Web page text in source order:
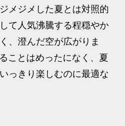
メジメした夏とは対照的
て人気沸騰する程穏やか
、澄んだ空が広がりま
ことはめったになく、夏
っきり楽しむのに最適な